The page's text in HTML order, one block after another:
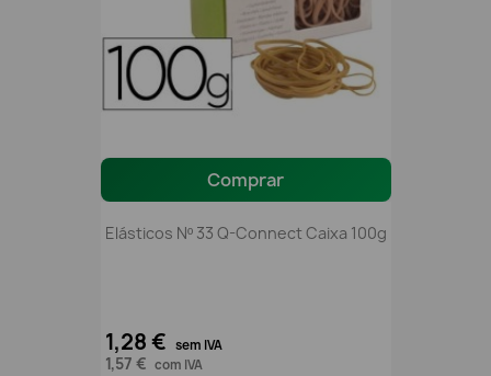
Comprar
Elásticos Nº 33 Q-Connect Caixa 100g
1,28 € sem IVA
1,57 € com IVA